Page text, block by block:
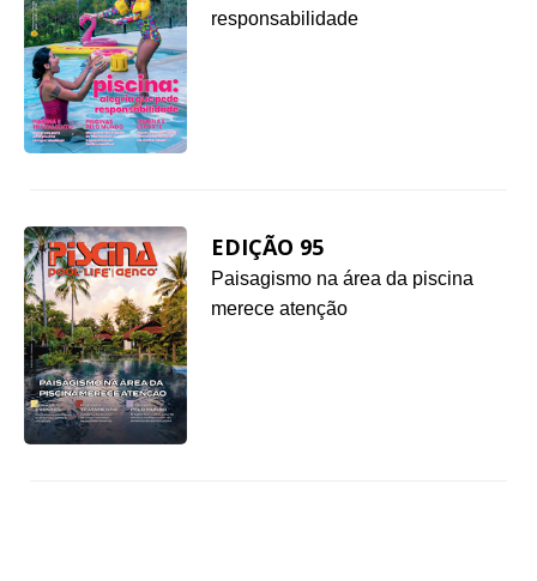
responsabilidade
EDIÇÃO 95
Paisagismo na área da piscina
merece atenção